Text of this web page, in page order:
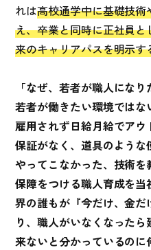
れは高校通学中に基礎技
え、卒業と同時に正社員
来のキャリアパスを明示す
「なぜ、若者が職人にな
若者が働きたい環境では
雇用されず日給月給でアウ
保証がなく、道具のよう
やってこなかった、技術
保障をつける職人育成を
界の誰もが『今だけ、金
り、職人がいなくなった
来ないと分かっているの